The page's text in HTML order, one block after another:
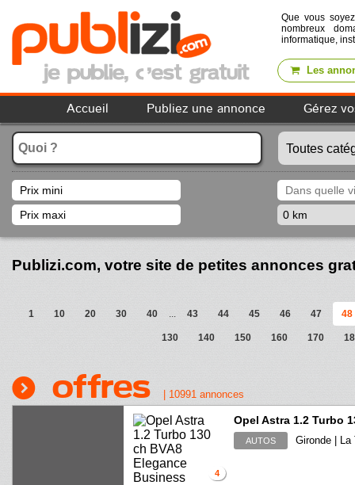
Que vous
nombreux
informatique,
Les
Accueil Publiez une annonce Gérez
Publizi.com, votre site de petites annonces
1 10 20 30 40 ... 43 44 45 46 47 48
130 140 150 160 170
Offres 10991 annonces
4
Opel Astra 1.2 Turbo
AUTOS Gironde | La